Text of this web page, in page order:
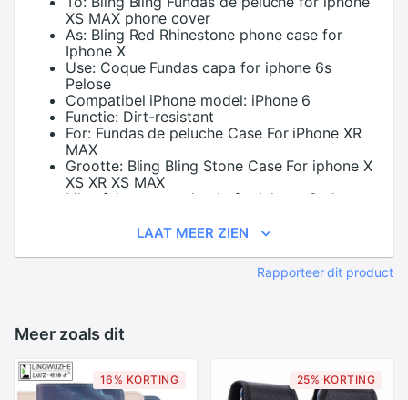
XS MAX phone cover
As: Bling Red Rhinestone phone case for
Iphone X
Use: Coque Fundas capa for iphone 6s
Pelose
Compatibel iPhone model: iPhone 6
Functie: Dirt-resistant
For: Fundas de peluche Case For iPhone XR
MAX
Grootte: Bling Bling Stone Case For iphone X
XS XR XS MAX
Like:
felpas para el pelo for Iphone 8 plus
Compatibel iPhone model:
IPHONE XR
Summer Diamond Phone cases for Iphone
Functie: Anti-knock
Compatibel:
Compatibel iPhone model:
Of: Shinny Stone phone Case for iphone 6s
Cover
LAAT MEER ZIEN
Rapporteer dit product
Meer zoals dit
16% KORTING 25% KORTING